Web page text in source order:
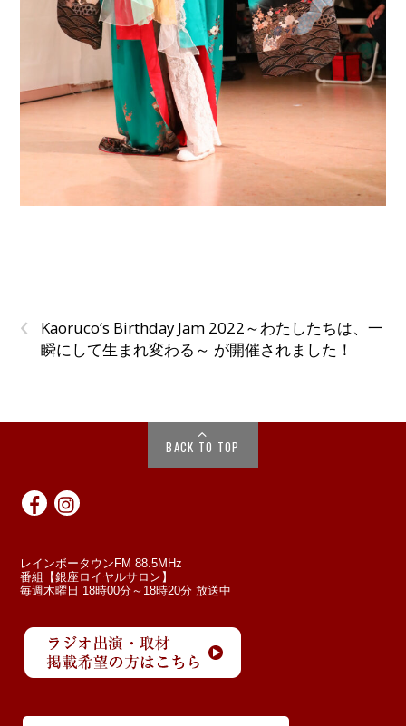
‹
Kaoruco‘s Birthday Jam 2022～わたしたちは、一
瞬にして生まれ変わる～ が開催されました！
BACK TO TOP
レインボータウンFM 88.5MHz
番組【銀座ロイヤルサロン】
毎週木曜日 18時00分～18時20分 放送中